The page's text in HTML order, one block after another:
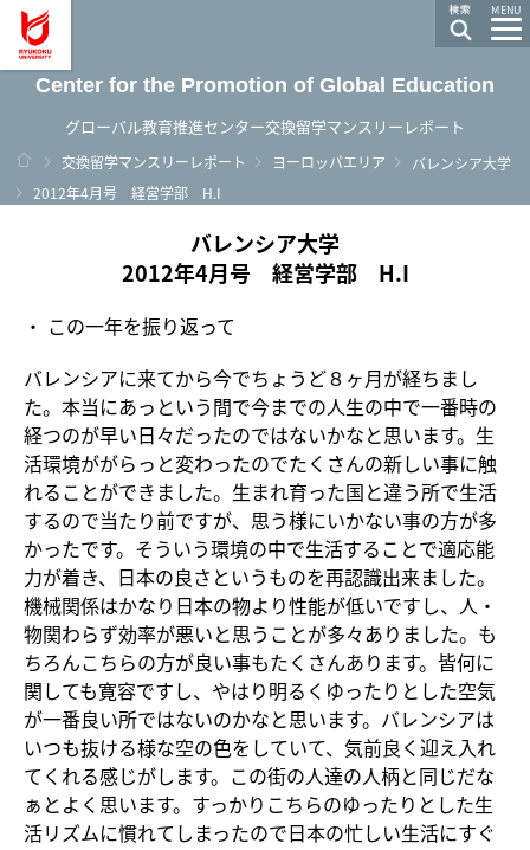
MENU
Center for the Promotion of Global Education
グローバル教育推進センター交換留学マンスリーレポート
ホーム
交換留学マンスリーレポート ヨーロッパエリア
バレンシア大学
2012年4月号 経営学部 H.I
バレンシア大学
2012年4月号 経営学部 H.I
・ この一年を振り返って
バレンシアに来てから今でちょうど８ヶ月が経ちまし
た。本当にあっという間で今までの人生の中で一番時の
経つのが早い日々だったのではないかなと思います。生
活環境ががらっと変わったのでたくさんの新しい事に触
れることができました。生まれ育った国と違う所で生活
するので当たり前ですが、思う様にいかない事の方が多
かったです。そういう環境の中で生活することで適応能
力が着き、日本の良さというものを再認識出来ました。
機械関係はかなり日本の物より性能が低いですし、人・
物関わらず効率が悪いと思うことが多々ありました。も
ちろんこちらの方が良い事もたくさんあります。皆何に
関しても寛容ですし、やはり明るくゆったりとした空気
が一番良い所ではないのかなと思います。バレンシアは
いつも抜ける様な空の色をしていて、気前良く迎え入れ
てくれる感じがします。この街の人達の人柄と同じだな
ぁとよく思います。すっかりこちらのゆったりとした生
活リズムに慣れてしまったので日本の忙しい生活にすぐ